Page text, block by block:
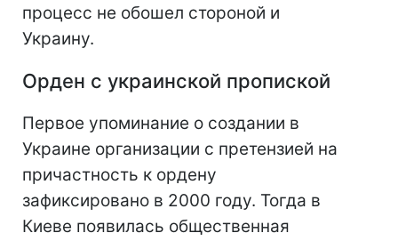
процесс не обошел стороной и
Украину.
Орден с украинской пропиской
Первое упоминание о создании в
Украине организации с претензией на
причастность к ордену
зафиксировано в 2000 году. Тогда в
Киеве появилась общественная